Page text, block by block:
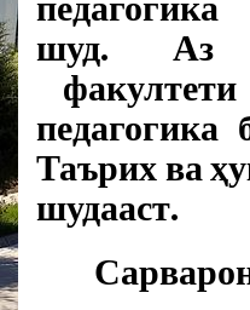
шуд. Аз
Таърих ва
шудааст.